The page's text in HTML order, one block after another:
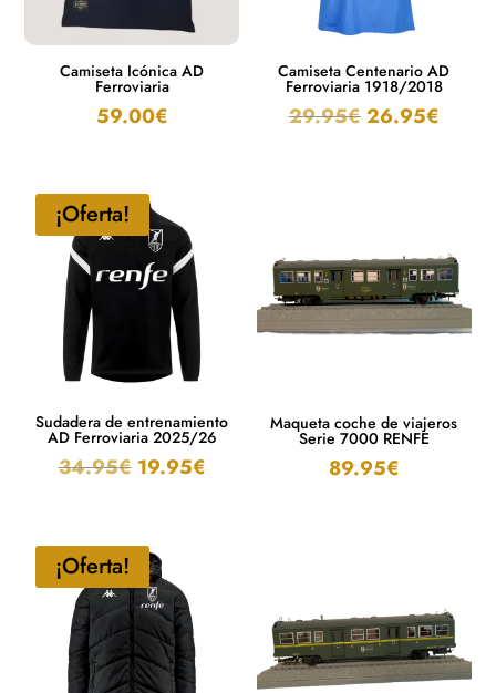
Camiseta Icónica AD
Ferroviaria
59.00€
Camiseta Centenario AD
Ferroviaria 1918/2018
29.95€26.95€
¡Oferta!
Sudadera de entrenamiento
AD Ferroviaria 2025/26
34.95€ 19.95€
Maqueta coche de viajeros
Serie 7000 RENFE
89.95€
¡Oferta!